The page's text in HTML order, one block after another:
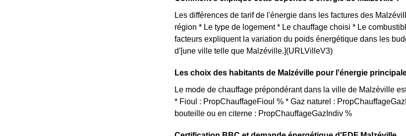
Les différences de tarif de l'énergie dans les factures des
région * Le type de logement * Le chauffage choisi * Le
facteurs expliquent la variation du poids énergétique dans les
d'[une ville telle que Malzéville.](URLVilleV3)
Les choix des habitants de Malzéville pour l'énergie
Le mode de chauffage prépondérant dans la ville de Malzéville
* Fioul : PropChauffageFioul % * Gaz naturel :
bouteille ou en citerne : PropChauffageGazIndiv %